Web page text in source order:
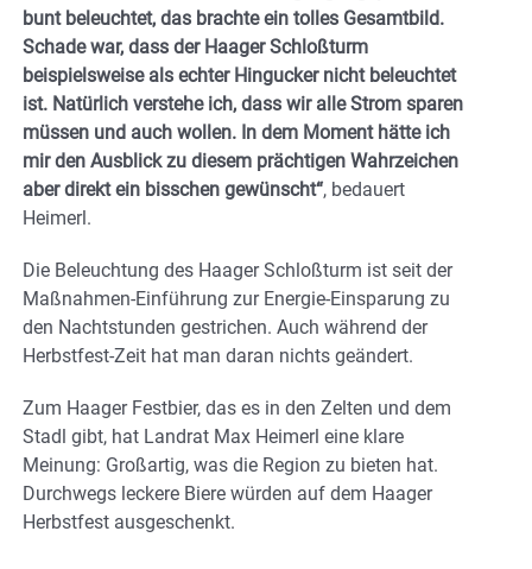
bunt beleuchtet, das brachte ein tolles Gesamtbild.
Schade war, dass der Haager Schloßturm
beispielsweise als echter Hingucker nicht beleuchtet
ist. Natürlich verstehe ich, dass wir alle Strom sparen
müssen und auch wollen. In dem Moment hätte ich
mir den Ausblick zu diesem prächtigen Wahrzeichen
aber direkt ein bisschen gewünscht“, bedauert
Heimerl.
Die Beleuchtung des Haager Schloßturm ist seit der
Maßnahmen-Einführung zur Energie-Einsparung zu
den Nachtstunden gestrichen. Auch während der
Herbstfest-Zeit hat man daran nichts geändert.
Zum Haager Festbier, das es in den Zelten und dem
Stadl gibt, hat Landrat Max Heimerl eine klare
Meinung: Großartig, was die Region zu bieten hat.
Durchwegs leckere Biere würden auf dem Haager
Herbstfest ausgeschenkt.